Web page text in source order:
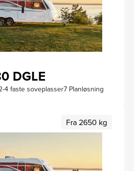
DGLE
4 faste soveplasser7 Planløsning
Fra 2650 kg